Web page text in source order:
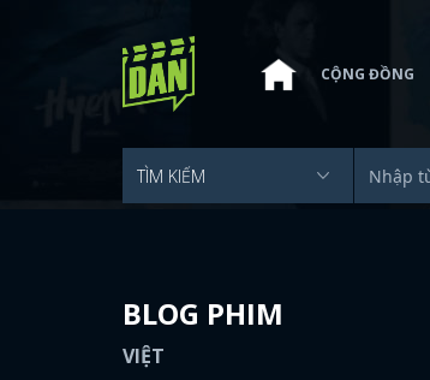
CỘNG ĐỒNG
BLOG PHIM
VIỆT